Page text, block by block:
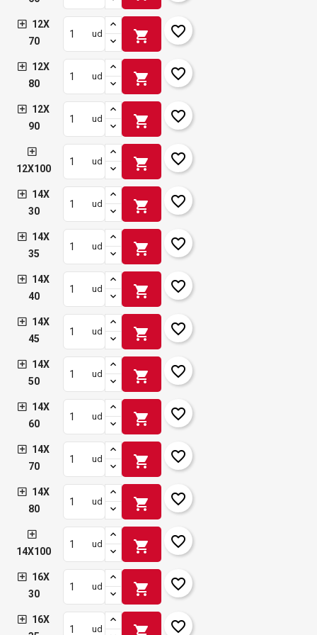
12X
70
ud shopping_cart favorite_border
12X
80
ud shopping_cart favorite_border
12X
90
ud shopping_cart favorite_border
12X100
ud shopping_cart favorite_border
14X
30
ud shopping_cart favorite_border
14X
35
ud shopping_cart favorite_border
14X
40
ud shopping_cart favorite_border
14X
45
ud shopping_cart favorite_border
14X
50
ud shopping_cart favorite_border
14X
60
ud shopping_cart favorite_border
14X
70
ud shopping_cart favorite_border
14X
80
ud shopping_cart favorite_border
14X100
ud shopping_cart favorite_border
16X
30
ud shopping_cart favorite_border
16X
ud shopping_cart favorite_border